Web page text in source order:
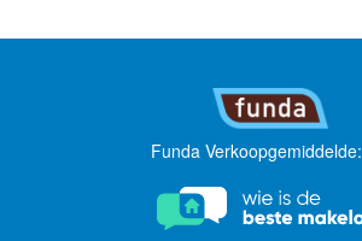
Funda Verkoopgemiddelde: